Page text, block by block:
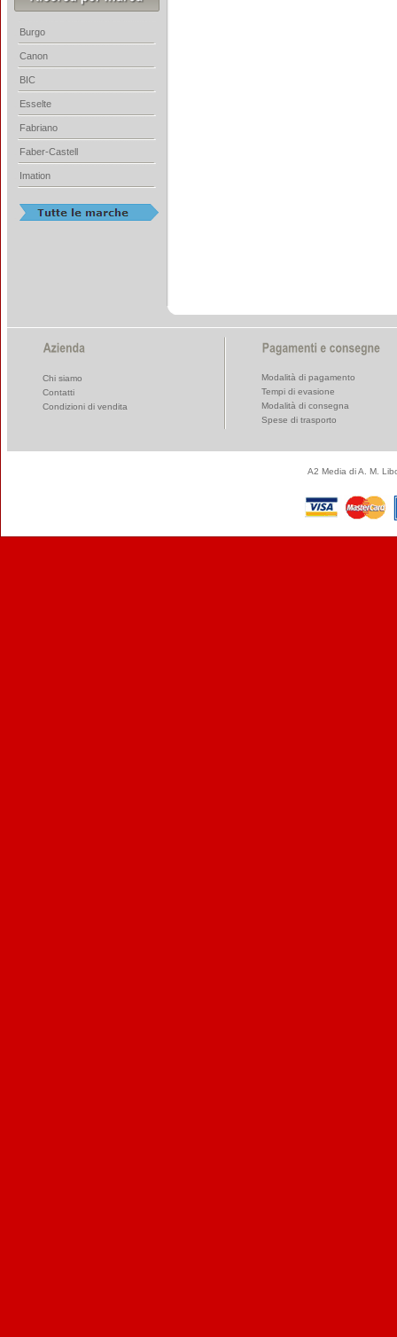
Burgo
Canon
BIC
Esselte
Fabriano
Faber-Castell
Imation
Chi siamo
Contatti
Condizioni di vendita
Modalità di pagamento
Tempi di evasione
Modalità di consegna
Spese di trasporto
A2 Media di A. M.